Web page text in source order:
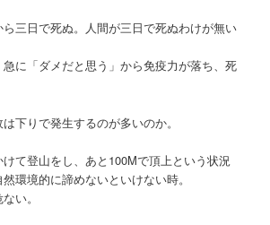
三日で死ぬ。人間が三日で死ぬわけが無い
に「ダメだと思う」から免疫力が落ち、死
下りで発生するのが多いのか。
て登山をし、あと100Mで頂上という状況
環境的に諦めないといけない時。
い。